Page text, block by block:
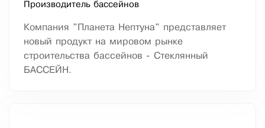
Производитель бассейнов
Компания "Планета Нептуна" представляет
новый продукт на мировом рынке
строительства бассейнов - Стеклянный
БАССЕЙН.